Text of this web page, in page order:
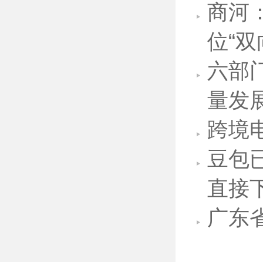
商河
位“双
六部
量发
跨境
豆包
直接
广东